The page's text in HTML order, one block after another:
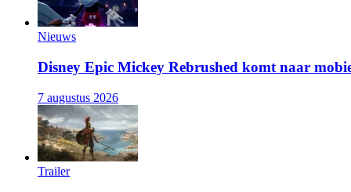
Nieuws
Disney Epic Mickey Rebrushed komt naar
7 augustus 2026
Trailer